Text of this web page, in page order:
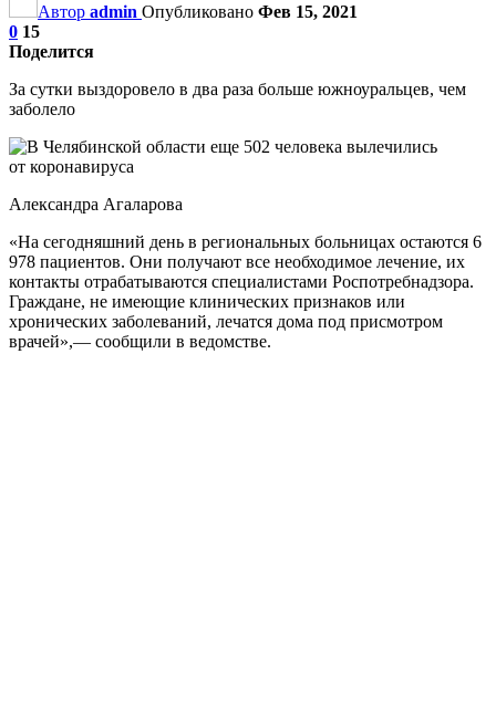
Автор admin Опубликовано Фев 15, 2021
0 15
Поделится
За сутки выздоровело в два раза больше южноуральцев, чем
заболело
Александра Агаларова
«На сегодняшний день в региональных больницах остаются 6
978 пациентов. Они получают все необходимое лечение, их
контакты отрабатываются специалистами Роспотребнадзора.
Граждане, не имеющие клинических признаков или
хронических заболеваний, лечатся дома под присмотром
врачей»,— сообщили в ведомстве.